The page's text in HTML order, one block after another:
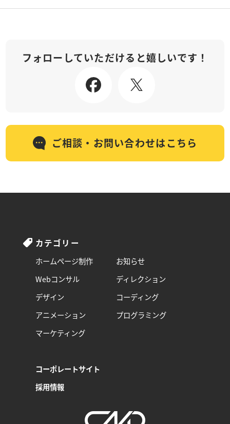
フォローしていただけると嬉しいです！
ご相談・お問い合わせはこちら
カテゴリー
ホームページ制作
お知らせ
Webコンサル
ディレクション
デザイン
コーディング
アニメーション
プログラミング
マーケティング
コーポレートサイト
採用情報